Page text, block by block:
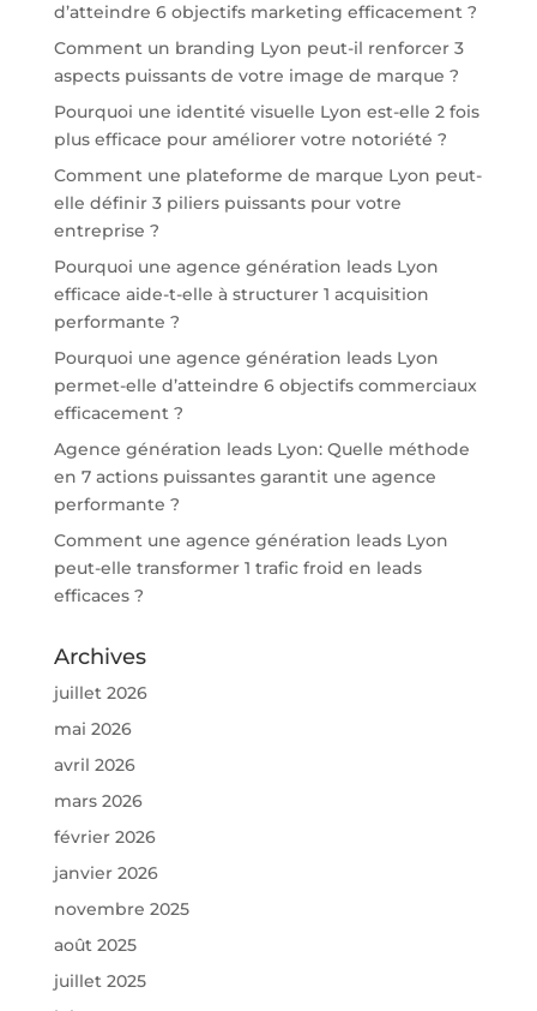
d’atteindre 6 objectifs marketing efficacement ?
Comment un branding Lyon peut-il renforcer 3
aspects puissants de votre image de marque ?
Pourquoi une identité visuelle Lyon est-elle 2 fois
plus efficace pour améliorer votre notoriété ?
Comment une plateforme de marque Lyon peut-
elle définir 3 piliers puissants pour votre
entreprise ?
Pourquoi une agence génération leads Lyon
efficace aide-t-elle à structurer 1 acquisition
performante ?
Pourquoi une agence génération leads Lyon
permet-elle d’atteindre 6 objectifs commerciaux
efficacement ?
Agence génération leads Lyon: Quelle méthode
en 7 actions puissantes garantit une agence
performante ?
Comment une agence génération leads Lyon
peut-elle transformer 1 trafic froid en leads
efficaces ?
Archives
juillet 2026
mai 2026
avril 2026
mars 2026
février 2026
janvier 2026
novembre 2025
août 2025
juillet 2025